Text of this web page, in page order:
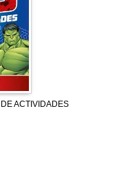
ACTIVIDADES